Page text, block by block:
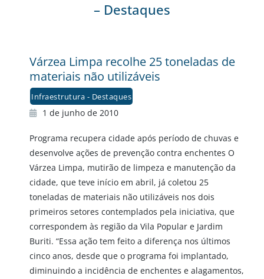
– Destaques
Várzea Limpa recolhe 25 toneladas de
materiais não utilizáveis
Infraestrutura - Destaques
1 de junho de 2010
Programa recupera cidade após período de chuvas e
desenvolve ações de prevenção contra enchentes O
Várzea Limpa, mutirão de limpeza e manutenção da
cidade, que teve início em abril, já coletou 25
toneladas de materiais não utilizáveis nos dois
primeiros setores contemplados pela iniciativa, que
correspondem às região da Vila Popular e Jardim
Buriti. “Essa ação tem feito a diferença nos últimos
cinco anos, desde que o programa foi implantado,
diminuindo a incidência de enchentes e alagamentos,